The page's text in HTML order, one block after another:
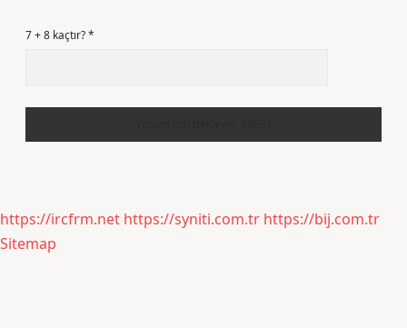
7 + 8 kaçtır?*
https://ircfrm.net https://syniti.com.tr https://bij.com.tr
Sitemap